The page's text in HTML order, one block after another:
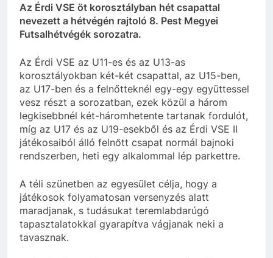
Az Érdi VSE öt korosztályban hét csapattal
nevezett a hétvégén rajtoló 8. Pest Megyei
Futsalhétvégék sorozatra.
Az Érdi VSE az U11-es és az U13-as
korosztályokban két-két csapattal, az U15-ben,
az U17-ben és a felnőtteknél egy-egy együttessel
vesz részt a sorozatban, ezek közül a három
legkisebbnél két-háromhetente tartanak fordulót,
míg az U17 és az U19-esekből és az Érdi VSE II
játékosaiból álló felnőtt csapat normál bajnoki
rendszerben, heti egy alkalommal lép parkettre.
A téli szünetben az egyesület célja, hogy a
játékosok folyamatosan versenyzés alatt
maradjanak, s tudásukat teremlabdarúgó
tapasztalatokkal gyarapítva vágjanak neki a
tavasznak.